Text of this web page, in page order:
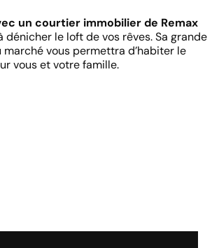
un courtier immobilier de Remax
dénicher le loft de vos rêves. Sa grande
marché vous permettra d’habiter le
vous et votre famille.